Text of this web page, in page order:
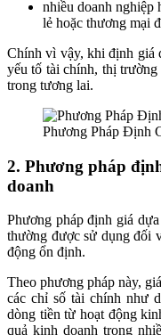
nhiều doanh nghiệp
lẻ hoặc thương mại
Chính vì vậy, khi định giá
yếu tố tài chính, thị trường
trong tương lai.
Phương Pháp Định
2. Phương pháp
doanh
Phương pháp định giá
thường được sử dụng đối
động ổn định.
Theo phương pháp này,
các chỉ số tài chính như
dòng tiền từ hoạt động
quả kinh doanh trong